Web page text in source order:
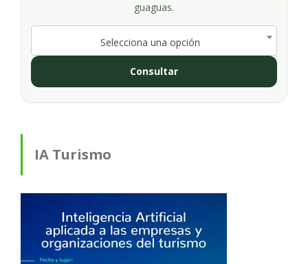
guaguas.
Selecciona una opción
Consultar
IA Turismo